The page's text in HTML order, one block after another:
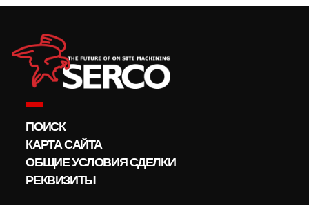
ПОИСК
КАРТА САЙТА
ОБЩИЕ УСЛОВИЯ СДЕЛКИ
РЕКВИЗИТЫ